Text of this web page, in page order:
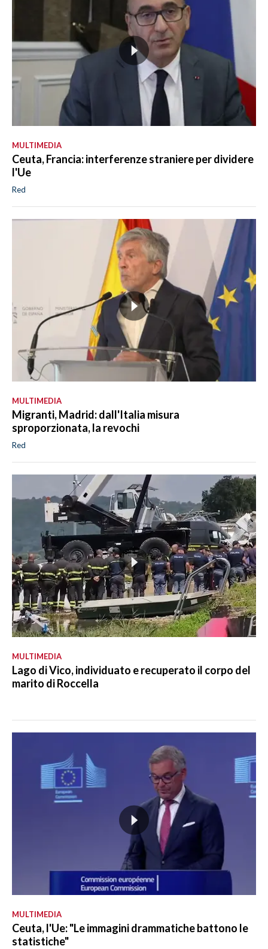
MULTIMEDIA
Ceuta, Francia: interferenze straniere per dividere
l'Ue
Red
MULTIMEDIA
Migranti, Madrid: dall'Italia misura
sproporzionata, la revochi
Red
MULTIMEDIA
Lago di Vico, individuato e recuperato il corpo del
marito di Roccella
MULTIMEDIA
Ceuta, l'Ue: "Le immagini drammatiche battono le
statistiche"